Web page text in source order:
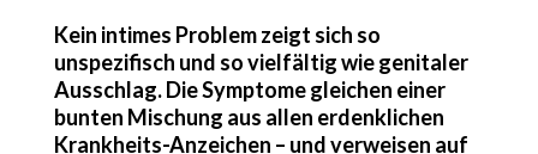
Kein intimes Problem zeigt sich so
unspezifisch und sovielfältigwie genitaler
Ausschlag. Die Symptome gleichen einer
bunten Mischung aus allen erdenklichen
Krankheits-Anzeichen – und verweisen auf